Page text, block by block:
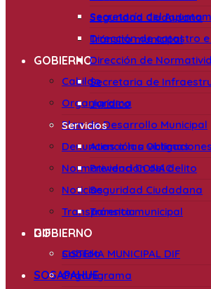
Seguridad Ciudadana
Tránsito municipal
GOBIERNO
Cabildo
Organigrama
Plan de Desarrollo Municipal
Denuncias a las
Normatividad CONAC
Noticias
Transparencia
DIF
SISTEMA MUNICIPAL DIF
SOSAPAHUE
Secretaría del
Dirección de catastro
Dirección de
Secretaria de
Jurídico
Servicios
Atención a victimas
Prevención del delito
Seguridad Ciudadana
Tránsito municipal
GOBIERNO
Cabildo
Organigrama